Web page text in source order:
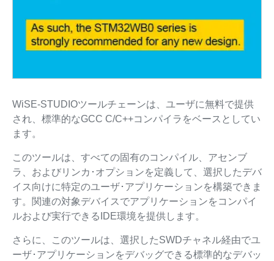
WiSE-STUDIOツールチェーンは、ユーザに無料で提供
され、標準的なGCC C/C++コンパイラをベースとしてい
ます。
このツールは、すべての固有のコンパイル、アセンブ
ラ、およびリンカ･オプションを定義して、選択したデバ
イス向けに特定のユーザ･アプリケーションを構築できま
す。関連の対象デバイスでアプリケーションをコンパイ
ルおよび実行できるIDE環境を提供します。
さらに、このツールは、選択したSWDチャネル経由でユ
ーザ･アプリケーションをデバッグできる標準的なデバッ